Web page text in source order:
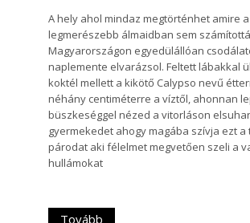
A hely ahol mindaz megtörténhet amire a
legmerészebb álmaidban sem
Magyarországon egyedülállóan
naplemente elvarázsol. Feltett lábakkal
koktél mellett a kikötő Calypso nevű
néhány centiméterre a víztől, ahonnan
büszkeséggel nézed a vitorláson
gyermekedet ahogy magába szívja ezt a
párodat aki félelmet megvetően szeli a
hullámokat
Tovább